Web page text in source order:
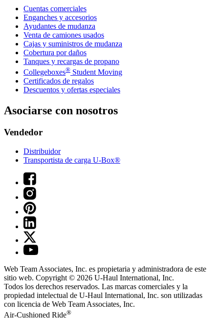
Cuentas comerciales
Enganches y accesorios
Ayudantes de mudanza
Venta de camiones usados
Cajas y suministros de mudanza
Cobertura por daños
Tanques y recargas de propano
Collegeboxes® Student Moving
Certificados de regalos
Descuentos y ofertas especiales
Asociarse con nosotros
Vendedor
Distribuidor
Transportista de carga U-Box®
Web Team Associates, Inc. es propietaria y administradora de este
sitio web. Copyright © 2026 U-Haul International, Inc.
Todos los derechos reservados. Las marcas comerciales y la
propiedad intelectual de U-Haul International, Inc. son utilizadas
con licencia de Web Team Associates, Inc.
Air-Cushioned Ride®